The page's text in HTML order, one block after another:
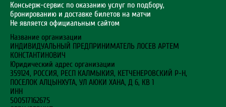
Консьерж-сервис по оказанию услуг по подбору,
бронированию и доставке билетов на матчи
Не является официальным сайтом
Название организации
ИНДИВИДУАЛЬНЫЙ ПРЕДПРИНИМАТЕЛЬ ЛОСЕВ АРТЕМ
КОНСТАНТИНОВИЧ
Юридический адрес организации
359124, РОССИЯ, РЕСП КАЛМЫКИЯ, КЕТЧЕНЕРОВСКИЙ Р-Н,
ПОСЕЛОК АЛЦЫНХУТА, УЛ АЮКИ ХАНА, Д 6, КВ 1
ИНН
500517162675